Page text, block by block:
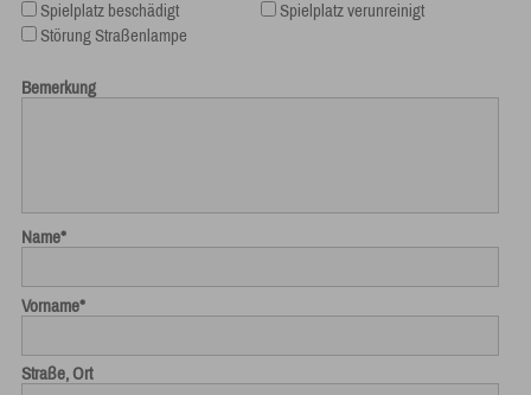
Spielplatz beschädigt
Spielplatz verunreinigt
Störung Straßenlampe
Bemerkung
Name*
Vorname*
Straße, Ort